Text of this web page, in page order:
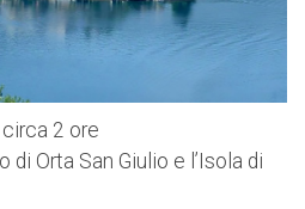
2 ore
di Orta San Giulio e l’Isola di